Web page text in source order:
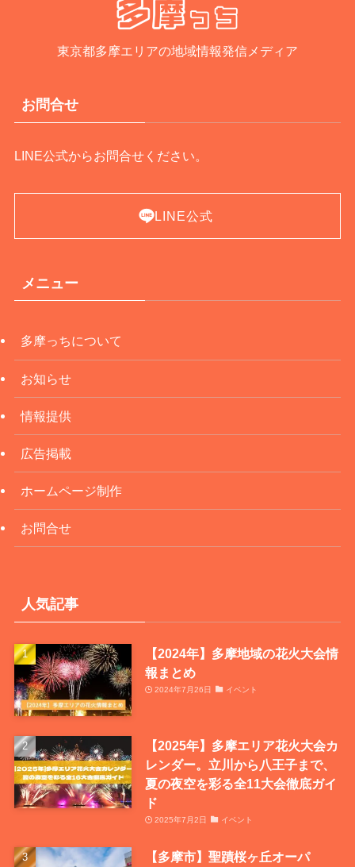
東京都多摩エリアの地域情報発信メディア
お問合せ
LINE公式からお問合せください。
LINE公式
メニュー
多摩っちについて
お知らせ
情報提供
広告掲載
ホームページ制作
お問合せ
人気記事
【2024年】多摩地域の花火大会情
報まとめ
2024年7月26日 イベント
【2025年】多摩エリア花火大会カ
レンダー。立川から八王子まで、
夏の夜空を彩る全11大会徹底ガイ
ド
2025年7月2日 イベント
【多摩市】聖蹟桜ヶ丘オーパ